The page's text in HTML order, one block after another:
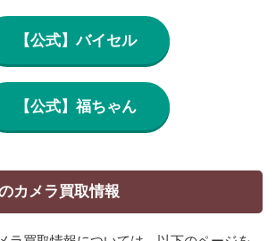
【公式】バイセル
【公式】福ちゃん
カメラ買取情報